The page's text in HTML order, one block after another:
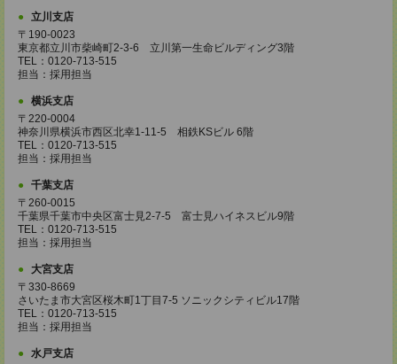
立川支店
〒190-0023
東京都立川市柴崎町2-3-6 立川第一生命ビルディング3階
TEL：0120-713-515
担当：採用担当
横浜支店
〒220-0004
神奈川県横浜市西区北幸1-11-5 相鉄KSビル 6階
TEL：0120-713-515
担当：採用担当
千葉支店
〒260-0015
千葉県千葉市中央区富士見2-7-5 富士見ハイネスビル9階
TEL：0120-713-515
担当：採用担当
大宮支店
〒330-8669
さいたま市大宮区桜木町1丁目7-5 ソニックシティビル17階
TEL：0120-713-515
担当：採用担当
水戸支店